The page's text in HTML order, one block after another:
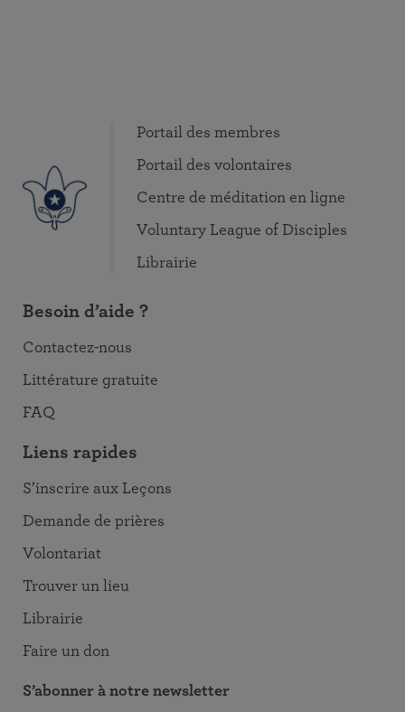
Portail des membres
Portail des volontaires
Centre de méditation en ligne
Voluntary League of Disciples
Librairie
Besoin d’aide ?
Contactez-nous
Littérature gratuite
FAQ
Liens rapides
S’inscrire aux Leçons
Demande de prières
Volontariat
Trouver un lieu
Librairie
Faire un don
S’abonner à notre newsletter